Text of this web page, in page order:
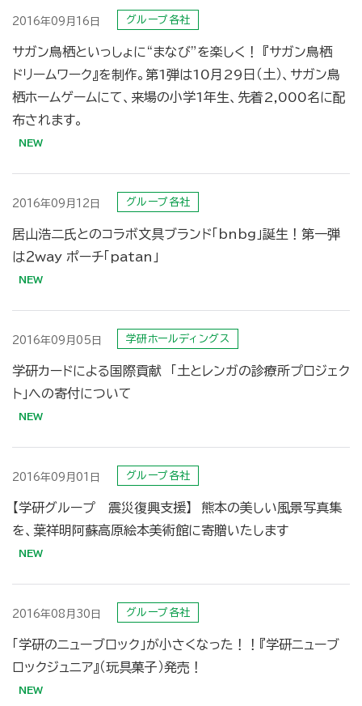
2016年09月16日 グループ各社
サガン鳥栖といっしょに“まなび”を楽しく！ 『サガン鳥栖
ドリームワーク』を制作。第1弾は10月29日（土）、サガン鳥
栖ホームゲームにて、来場の小学1年生、先着2,000名に配
布されます。
2016年09月12日 グループ各社
居山浩二氏とのコラボ文具ブランド「bnbg」誕生！第一弾
は２way ポーチ「patan」
2016年09月05日 学研ホールディングス
学研カードによる国際貢献 「土とレンガの診療所プロジェク
ト」への寄付について
2016年09月01日 グループ各社
【学研グループ 震災復興支援】 熊本の美しい風景写真集
を、葉祥明阿蘇高原絵本美術館に寄贈いたします
2016年08月30日 グループ各社
「学研のニューブロック」が小さくなった！！『学研ニューブ
ロックジュニア』（玩具菓子）発売！